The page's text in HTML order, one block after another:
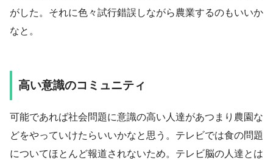
がした。それに色々試行錯誤しながら農業するのもいいか
なと。
高い意識のコミュニティ
可能であれば社会問題に意識の高い人達があつまり農園な
どをやっていけたらいいかなと思う。テレビでは食の問題
についてほとんど報道されないため。テレビ脳の人達とは